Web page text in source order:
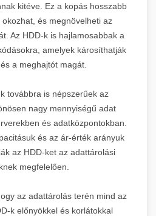
kitéve. Ez a kopás hosszabb
és megnövelheti az
Az HDD-k is hajlamosabbak a
amelyek károsíthatják
a meghajtót magát.
továbbra is népszerűek az
nagy mennyiségű adat
és adatközpontokban.
és az ár-érték arányuk
az HDD-ket az adattárolási
megfelelően.
az adattárolás terén mind az
k előnyökkel és korlátokkal